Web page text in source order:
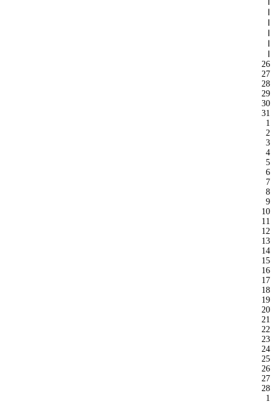
26
27
28
29
30
31
1
2
3
4
5
6
7
8
9
10
11
12
13
14
15
16
17
18
19
20
21
22
23
24
25
26
27
28
1